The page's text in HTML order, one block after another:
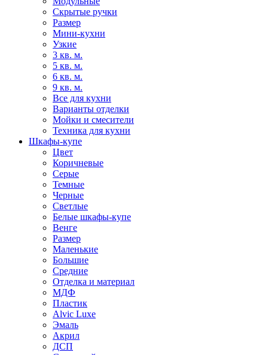
Скрытые ручки
Размер
Мини-кухни
Узкие
3 кв. м.
5 кв. м.
6 кв. м.
9 кв. м.
Все для кухни
Варианты отделки
Мойки и смесители
Техника для кухни
Шкафы-купе
Цвет
Коричневые
Серые
Темные
Черные
Светлые
Белые шкафы-купе
Венге
Размер
Маленькие
Большие
Средние
Отделка и материал
МДФ
Пластик
Alvic Luxe
Эмаль
Акрил
ДСП